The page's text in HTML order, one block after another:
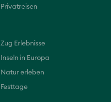
Privatreisen
Zug Erlebnisse
Inseln in Europa
Natur erleben
Festtage